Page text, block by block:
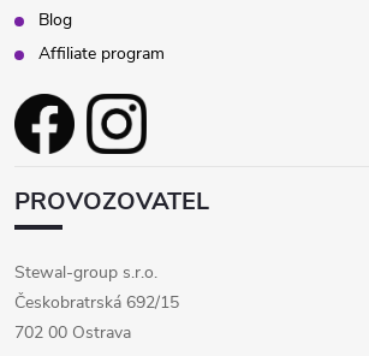
Blog
Affiliate program
PROVOZOVATEL
Stewal-group s.r.o.
Českobratrská 692/15
702 00 Ostrava